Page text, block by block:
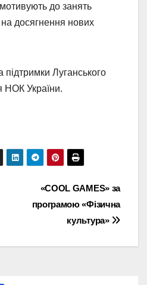
до занять
досягнення нових
підтримки Луганського
НОК України.
«COOL GAMES» за
програмою «Фізична
культура»